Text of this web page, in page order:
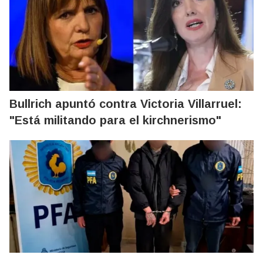
Bullrich apuntó contra Victoria Villarruel:
"Está militando para el kirchnerismo"